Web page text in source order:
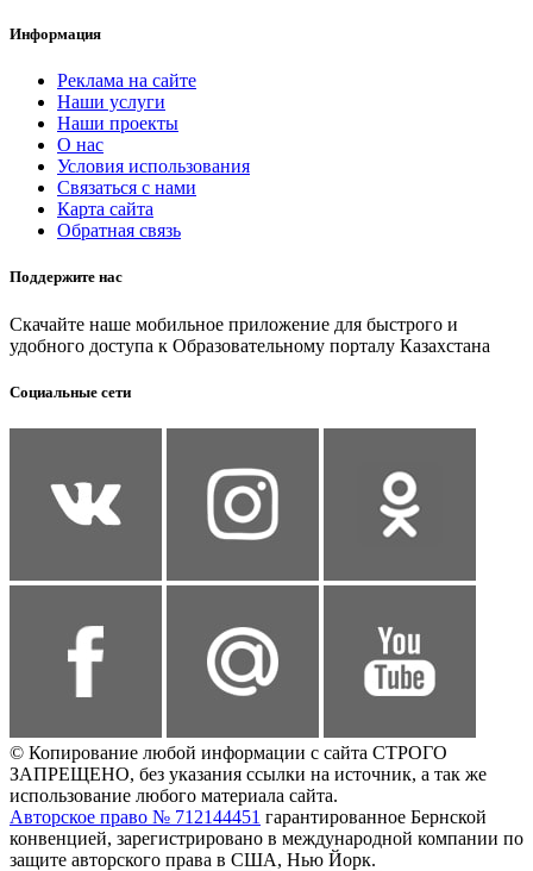
Информация
Реклама на сайте
Наши услуги
Наши проекты
О нас
Условия использования
Связаться с нами
Карта сайта
Обратная связь
Поддержите нас
Скачайте наше мобильное приложение для быстрого и
удобного доступа к Образовательному порталу Казахстана
Социальные сети
© Копирование любой информации с сайта СТРОГО
ЗАПРЕЩЕНО, без указания ссылки на источник, а так же
использование любого материала сайта.
Авторское право № 712144451 гарантированное Бернской
конвенцией, зарегистрировано в международной компании по
защите авторского права в США, Нью Йорк.